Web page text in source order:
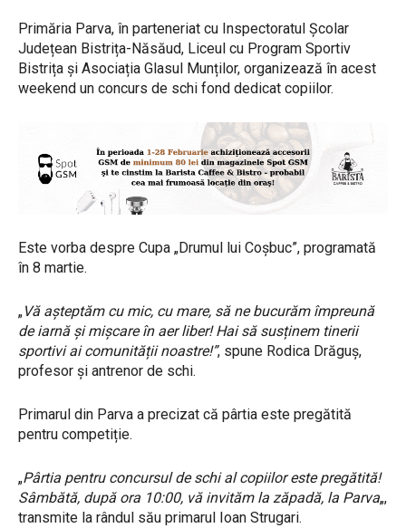
Primăria Parva, în parteneriat cu Inspectoratul Școlar
Județean Bistrița-Năsăud, Liceul cu Program Sportiv
Bistrița și Asociația Glasul Munților, organizează în acest
weekend un concurs de schi fond dedicat copiilor.
Este vorba despre Cupa „Drumul lui Coșbuc”, programată
în 8 martie.
„Vă așteptăm cu mic, cu mare, să ne bucurăm împreună
de iarnă și mișcare în aer liber! Hai să susținem tinerii
sportivi ai comunității noastre!”, spune Rodica Drăguș,
profesor și antrenor de schi.
Primarul din Parva a precizat că pârtia este pregătită
pentru competiție.
„Pârtia pentru concursul de schi al copiilor este pregătită!
Sâmbătă, după ora 10:00, vă invităm la zăpadă, la Parva„,
transmite la rândul său primarul Ioan Strugari.